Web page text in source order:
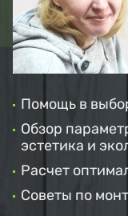
Помощь в
Обзор
эстетика и
Расчет
Советы по